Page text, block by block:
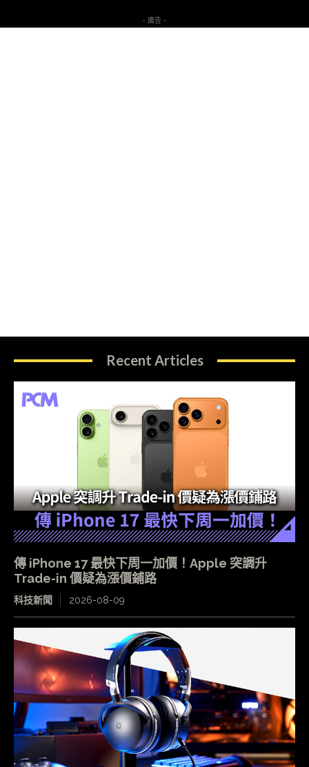
- 廣告 -
Recent Articles
傳 iPhone 17 最快下周一加價！Apple 突調升
Trade-in 價疑為漲價鋪路
科技新聞 2026-08-09